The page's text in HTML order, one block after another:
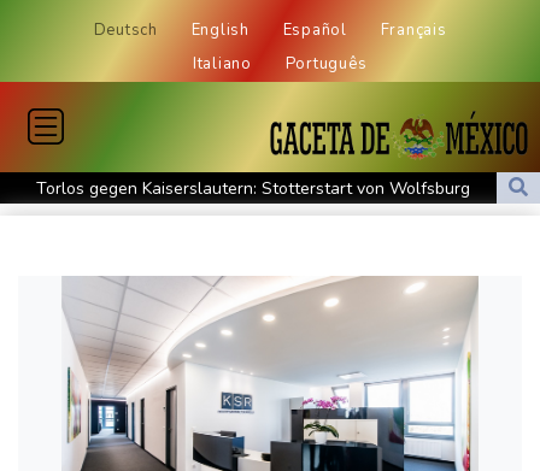
Deutsch English Español
Français
Italiano
Português
Torlos gegen Kaiserslautern: Stotterstart von Wolfsburg
Ätna auf Sizilien ausgebrochen - Flugverkehr in Catania
Doppelpack Freigang: Frankfurt schlägt auch Malmö
Explosion mutmaßlich ukrainischer Drohne in Bulgarien löst
diplomatische Verstimmung aus
Selenskyj warnt vor Folgen russischer Angriffe - Vucic für
Integrität der Ukraine
Sieg auf der längsten Etappe: Vollering übernimmt